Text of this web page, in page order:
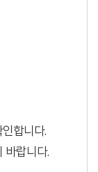
합니다.
바랍니다.